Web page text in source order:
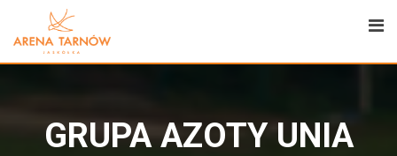
GRUPA AZOTY UNIA